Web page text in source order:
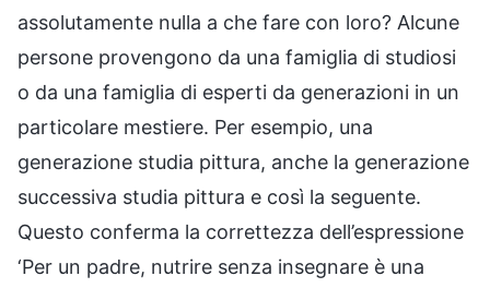
assolutamente nulla a che fare con loro? Alcune
persone provengono da una famiglia di studiosi
o da una famiglia di esperti da generazioni in un
particolare mestiere. Per esempio, una
generazione studia pittura, anche la generazione
successiva studia pittura e così la seguente.
Questo conferma la correttezza dell’espressione
‘Per un padre, nutrire senza insegnare è una